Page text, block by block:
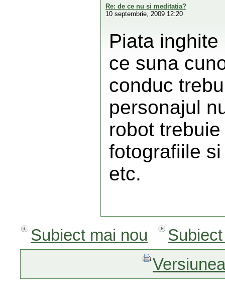
Re: de ce nu si meditatia?
10 septembrie, 2009 12:20
Piata
ce suna
conduc
personajul
robot
fotografiile
etc.
Subiect mai nou